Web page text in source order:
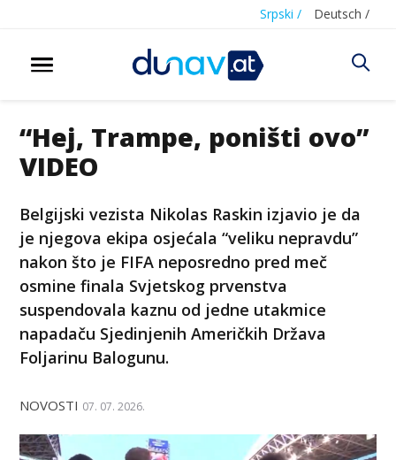
Srpski / Deutsch /
“Hej, Trampe, poništi ovo”
VIDEO
Belgijski vezista Nikolas Raskin izjavio je da
je njegova ekipa osjećala “veliku nepravdu”
nakon što je FIFA neposredno pred meč
osmine finala Svjetskog prvenstva
suspendovala kaznu od jedne utakmice
napadaču Sjedinjenih Američkih Država
Foljarinu Balogunu.
NOVOSTI 07. 07. 2026.